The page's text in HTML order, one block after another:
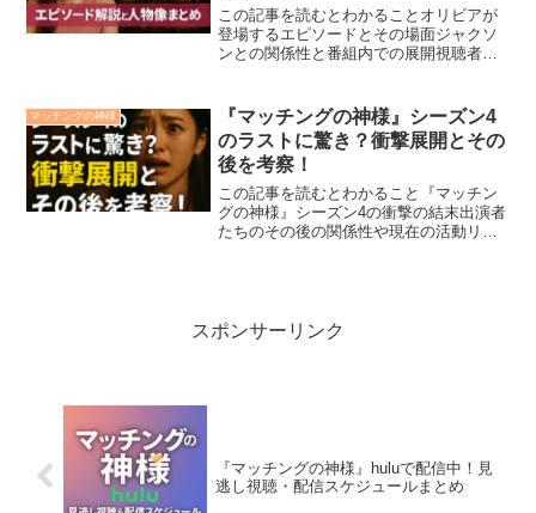
この記事を読むとわかることオリビアが
登場するエピソードとその場面ジャクソ
ンとの関係性と番組内での展開視聴者や
番組『マッチングの神様』シーズン4に出
演したオリビアは、その...
マッチングの神様
『マッチングの神様』シーズン4
のラストに驚き？衝撃展開とその
後を考察！
この記事を読むとわかること『マッチン
グの神様』シーズン4の衝撃の結末出演者
たちのその後の関係性や現在の活動リア
スポンサーリンク
『マッチングの神様』huluで配信中！見
逃し視聴・配信スケジュールまとめ